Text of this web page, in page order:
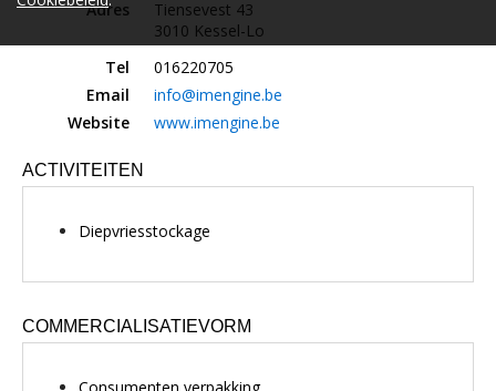
Adres
Tiensevest 43
3010 Kessel-Lo
Tel
016220705
Email
info@imengine.be
Website
www.imengine.be
ACTIVITEITEN
Diepvriesstockage
COMMERCIALISATIEVORM